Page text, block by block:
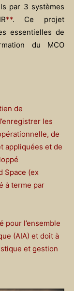
par 3 systèmes
**. Ce projet
essentielles de
du MCO
de
les
de
appliquées et de
Space (ex
à terme par
pour l’ensemble
(AIA) et doit à
et gestion